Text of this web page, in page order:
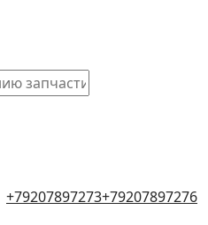
+79207897273+79207897276